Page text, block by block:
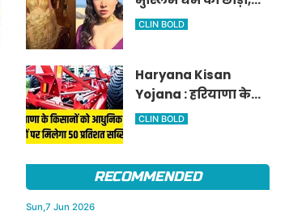
नए नाम गीता भारद्वाज
CLIN BOLD
Haryana Kisan
Yojana : हरियाणा के
किसानों को आधुनिक
फटाफट करें आवेदन
CLIN BOLD
RECOMMENDED
Sun,7 Jun 2026